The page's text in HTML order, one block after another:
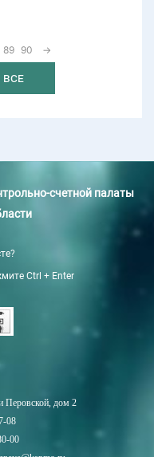
89 90 →
счетной палаты
Ctrl + Enter
Перовской, дом 2
08
00